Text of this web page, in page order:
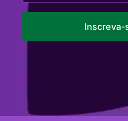
Inscreva-